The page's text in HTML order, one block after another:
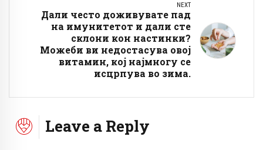
NEXT
Дали често доживувате пад
на имунитетот и дали сте
склони кон настинки?
Можеби ви недостасува овој
витамин, кој најмногу се
исцрпува во зима.
Leave a Reply